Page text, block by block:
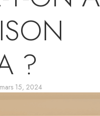
?
15, 2024